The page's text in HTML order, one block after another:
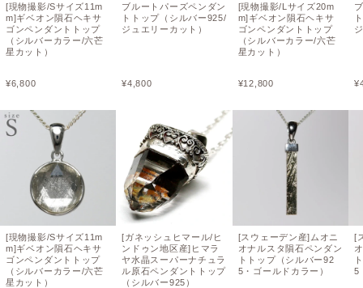
[現物撮影/Sサイズ11m
m]ギベオン隕石ヘキサ
ゴンペンダントトップ
（シルバーカラー/六芒
星カット）
¥6,800
[現物撮影/Sサイズ11m
m]ギベオン隕石ヘキサ
ゴンペンダントトップ
（シルバーカラー/六芒
星カット）
ブルートパーズペンダン
トトップ（シルバー925/
ジュエリーカット）
¥4,800
[ガネッシュヒマール/ヒ
ンドゥン地区産]ヒマラ
ヤ水晶スーパーナチュラ
ル原石ペンダントトップ
（シルバー925）
[現物撮影/Lサイズ20m
m]ギベオン隕石ヘキサ
ゴンペンダントトップ
（シルバーカラー/六芒
星カット）
¥12,800
[スウェーデン産]ムオニ
オナルスタ隕石ペンダン
トトップ（シルバー92
5・ゴールドカラー）
¥
[
5